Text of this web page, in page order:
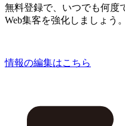
無料登録で、いつでも何度
Web集客を強化しましょう。
情報の編集はこちら